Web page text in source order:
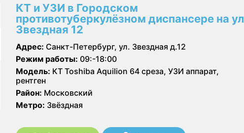
КТ и УЗИ в Городском
противотуберкулёзном диспансере на ул
Звездная 12
Адрес: Санкт-Петербург, ул. Звездная д.12
Режим работы: 09:-18:00
Модель: КТ Toshiba Aquilion 64 среза, УЗИ аппарат,
рентген
Район: Московский
Метро: Звёздная